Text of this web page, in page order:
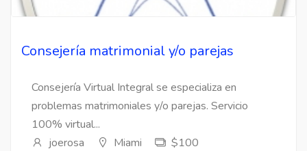
Consejería matrimonial y/o parejas
Consejería Virtual Integral se especializa en
problemas matrimoniales y/o parejas. Servicio
100% virtual...
joerosa
Miami
$100